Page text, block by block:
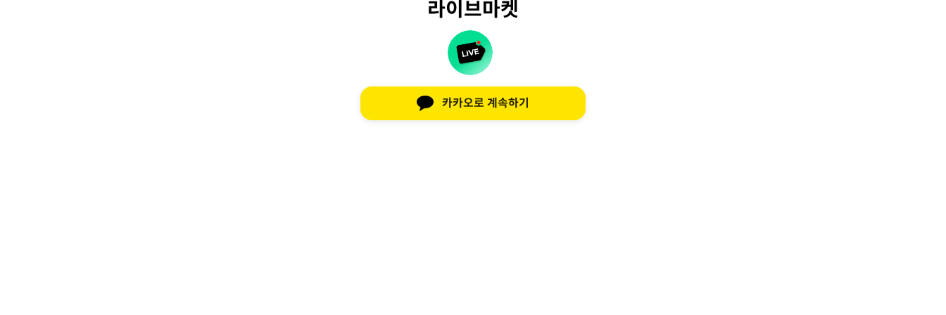
라이브마켓
카카오로 계속하기